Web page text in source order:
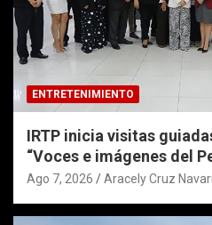
ENTRETENIMIENTO
IRTP inicia visitas
“Voces e imágenes del
Ago 7, 2026 Aracely Cruz